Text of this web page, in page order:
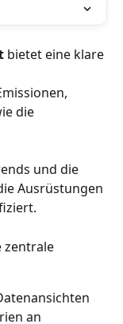
bietet eine klare
die
und die
Ausrüstungen
zentrale
an